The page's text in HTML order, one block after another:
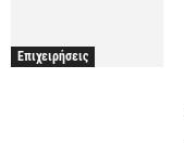
Επιχειρήσεις